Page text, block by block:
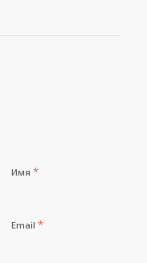
Имя *
Email *